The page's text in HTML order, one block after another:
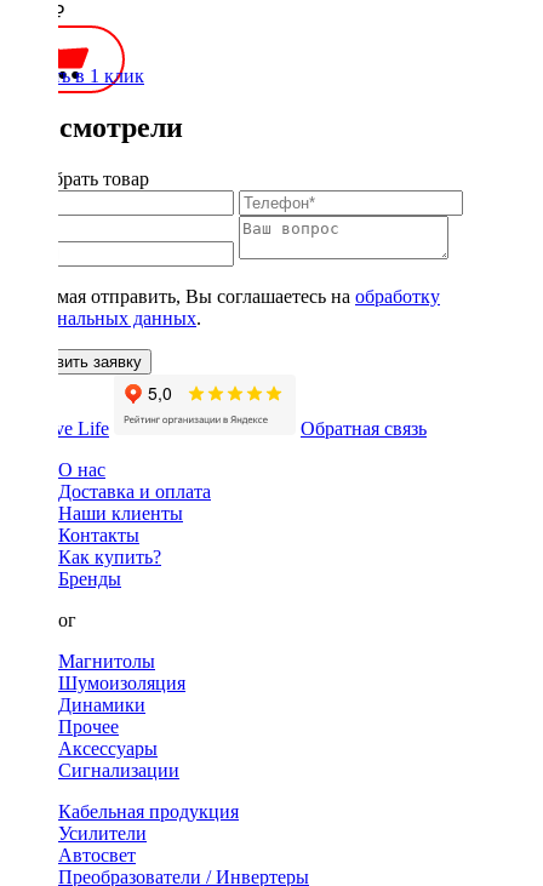
2000 ₽
Купить в 1 клик
Вы смотрели
Подобрать товар
Нажимая отправить, Вы соглашаетесь на обработку
персональных данных.
Оставить заявку
Обратная связь
О нас
Доставка и оплата
Наши клиенты
Контакты
Как купить?
Бренды
Каталог
Магнитолы
Шумоизоляция
Динамики
Прочее
Аксессуары
Сигнализации
Кабельная продукция
Усилители
Автосвет
Преобразователи / Инвертеры